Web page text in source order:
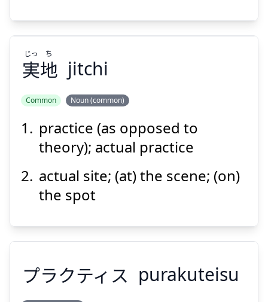
Suspend
実
地
じっ
ち
実地
じっ ち
jitchi
Common Noun (common)
practice (as opposed to
theory); actual practice
actual site; (at) the scene; (on)
the spot
プラクティス purakuteisu